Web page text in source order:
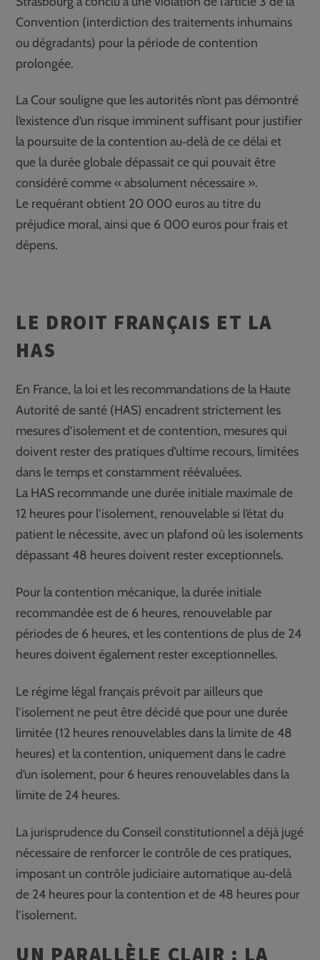
Convention (interdiction des traitements inhumains
ou dégradants) pour la période de contention
prolongée.
La Cour souligne que les autorités n’ont pas démontré
l’existence d’un risque imminent suffisant pour justifier
la poursuite de la contention au‑delà de ce délai et
que la durée globale dépassait ce qui pouvait être
considéré comme « absolument nécessaire ».
Le requérant obtient 20 000 euros au titre du
préjudice moral, ainsi que 6 000 euros pour frais et
dépens.
LE DROIT FRANÇAIS ET LA
HAS
En France, la loi et les recommandations de la Haute
Autorité de santé (HAS) encadrent strictement les
mesures d’isolement et de contention, mesures qui
doivent rester des pratiques d’ultime recours, limitées
dans le temps et constamment réévaluées.
La HAS recommande une durée initiale maximale de
12 heures pour l’isolement, renouvelable si l’état du
patient le nécessite, avec un plafond où les isolements
dépassant 48 heures doivent rester exceptionnels.
Pour la contention mécanique, la durée initiale
recommandée est de 6 heures, renouvelable par
périodes de 6 heures, et les contentions de plus de 24
heures doivent également rester exceptionnelles.
Le régime légal français prévoit par ailleurs que
l’isolement ne peut être décidé que pour une durée
limitée (12 heures renouvelables dans la limite de 48
heures) et la contention, uniquement dans le cadre
d’un isolement, pour 6 heures renouvelables dans la
limite de 24 heures.
La jurisprudence du Conseil constitutionnel a déjà jugé
nécessaire de renforcer le contrôle de ces pratiques,
imposant un contrôle judiciaire automatique au‑delà
de 24 heures pour la contention et de 48 heures pour
l’isolement.
UN PARALLÈLE CLAIR : LA